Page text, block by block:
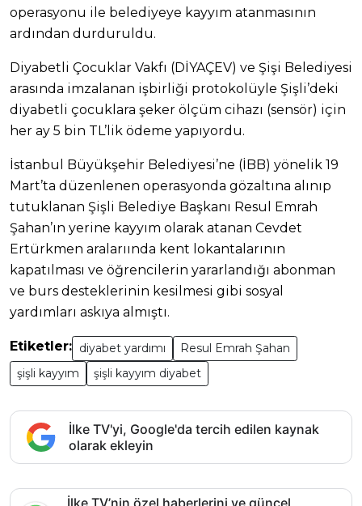
operasyonu ile belediyeye kayyım atanmasının
ardından durduruldu.
Diyabetli Çocuklar Vakfı (DİYAÇEV) ve Şişi Belediyesi
arasında imzalanan işbirliği protokolüyle Şişli’deki
diyabetli çocuklara şeker ölçüm cihazı (sensör) için
her ay 5 bin TL’lik ödeme yapıyordu.
İstanbul Büyükşehir Belediyesi’ne (İBB) yönelik 19
Mart’ta düzenlenen operasyonda gözaltına alınıp
tutuklanan Şişli Belediye Başkanı Resul Emrah
Şahan’ın yerine kayyım olarak atanan Cevdet
Ertürkmen aralarıında kent lokantalarının
kapatılması ve öğrencilerin yararlandığı abonman
ve burs desteklerinin kesilmesi gibi sosyal
yardımları askıya almıştı.
Etiketler: diyabet yardımı
Resul Emrah Şahan
şişli kayyım
şişli kayyım diyabet
İlke TV'yi, Google'da tercih edilen kaynak
olarak ekleyin
İlke TV’nin özel haberlerini ve güncel